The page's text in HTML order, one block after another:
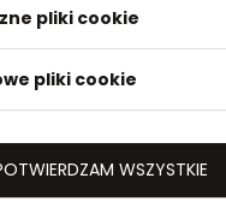
54 x 29 x 13 cm
9,8
pliki cookie
pliki cookie
WSZYSTKIE